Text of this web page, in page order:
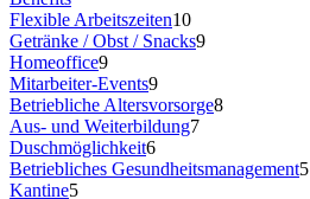
Flexible Arbeitszeiten10
Getränke / Obst / Snacks9
Homeoffice9
Mitarbeiter-Events9
Betriebliche Altersvorsorge8
Aus- und Weiterbildung7
Duschmöglichkeit6
Betriebliches Gesundheitsmanagement5
Kantine5